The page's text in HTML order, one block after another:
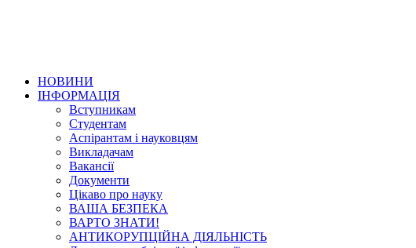
НОВИНИ
ІНФОРМАЦІЯ
Вступникам
Студентам
Аспірантам і науковцям
Викладачам
Вакансії
Документи
Цікаво про науку
ВАША БЕЗПЕКА
ВАРТО ЗНАТИ!
АНТИКОРУПЦІЙНА ДІЯЛЬНІСТЬ